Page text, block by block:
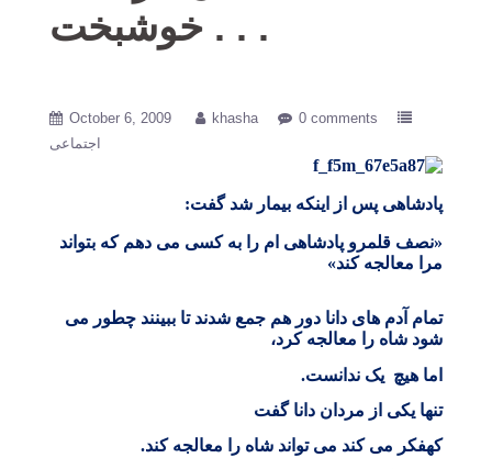
خوشبخت . . .
October 6, 2009 khasha
0 comments
اجتماعی
پادشاهی پس از اينكه بیمار شد گفت:
«نصف قلمرو پادشاهی ام را به کسی می دهم که بتواند
مرا معالجه کند»
تمام آدم های دانا دور هم جمع شدند تا ببینند چطور می
شود شاه را معالجه کرد،
اما هیچ یک ندانست.
تنها یکی از مردان دانا گفت
كهفکر می کند می تواند شاه را معالجه کند.